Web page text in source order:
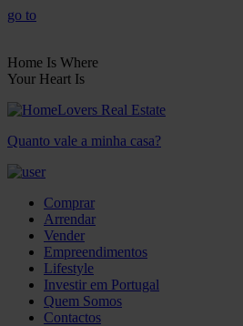
go to
Home Is Where
Your Heart Is
Quanto vale a minha casa?
Comprar
Arrendar
Vender
Empreendimentos
Lifestyle
Investir em Portugal
Quem Somos
Contactos